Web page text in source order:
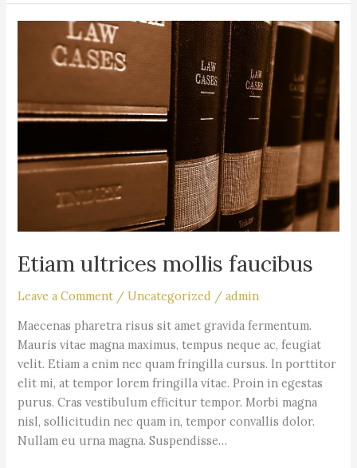
Etiam ultrices mollis faucibus
Leave a Comment /Uncategorized /admin
Maecenas pharetra risus sit amet gravida fermentum.
Mauris vitae magna maximus, tempus neque ac, feugiat
velit. Etiam a enim nec quam fringilla cursus. In porttitor
elit mi, at tempor lorem fringilla vitae. Proin in egestas
purus. Cras vestibulum efficitur tempor. Morbi magna
nisl, sollicitudin nec quam in, tempor convallis dolor.
Nullam eu urna magna. Suspendisse…
ultrices